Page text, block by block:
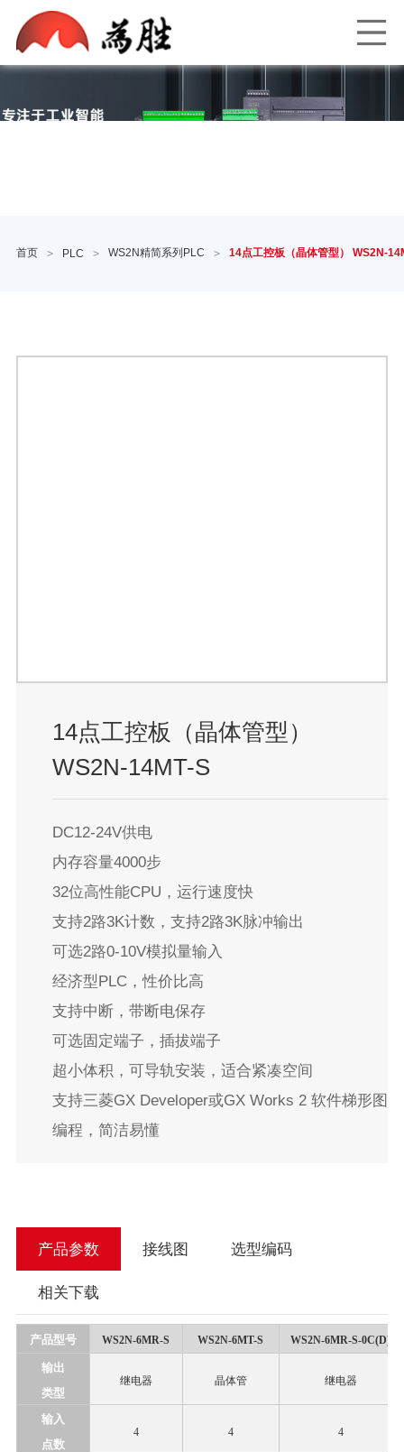
首页 > PLC > WS2N精简系列PLC > 14点工控板（晶体管型） WS2N-
14点工控板（晶体管型）
WS2N-14MT-S
DC12-24V供电
内存容量4000步
32位高性能CPU，运行速度快
支持2路3K计数，支持2路3K脉冲输出
可选2路0-10V模拟量输入
经济型PLC，性价比高
支持中断，带断电保存
可选固定端子，插拔端子
超小体积，可导轨安装，适合紧凑空间
支持三菱GX Developer或GX Works 2 软件梯形图
编程，简洁易懂
产品参数 接线图 选型编码
相关下载
产品型号 WS2N-6MR-S WS2N-6MT-S WS2N-6MR-S-0C(D)
输出
类型
继电器 晶体管 继电器
输入
点数
4 4 4